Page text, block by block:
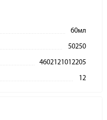
60мл
50250
4602121012205
12